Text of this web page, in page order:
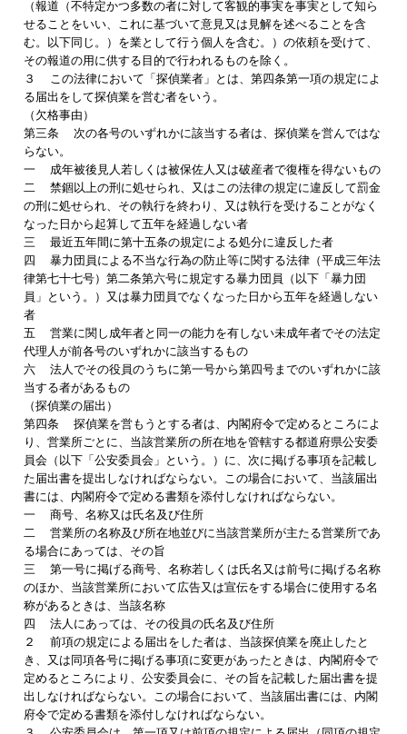
（報道（不特定かつ多数の者に対して客観的事実を事実として知ら
せることをいい、これに基づいて意見又は見解を述べることを含
む。以下同じ。）を業として行う個人を含む。）の依頼を受けて、
その報道の用に供する目的で行われるものを除く。
３ この法律において「探偵業者」とは、第四条第一項の規定によ
る届出をして探偵業を営む者をいう。
（欠格事由）
第三条 次の各号のいずれかに該当する者は、探偵業を営んではな
らない。
一 成年被後見人若しくは被保佐人又は破産者で復権を得ないもの
二 禁錮以上の刑に処せられ、又はこの法律の規定に違反して罰金
の刑に処せられ、その執行を終わり、又は執行を受けることがなく
なった日から起算して五年を経過しない者
三 最近五年間に第十五条の規定による処分に違反した者
四 暴力団員による不当な行為の防止等に関する法律（平成三年法
律第七十七号）第二条第六号に規定する暴力団員（以下「暴力団
員」という。）又は暴力団員でなくなった日から五年を経過しない
者
五 営業に関し成年者と同一の能力を有しない未成年者でその法定
代理人が前各号のいずれかに該当するもの
六 法人でその役員のうちに第一号から第四号までのいずれかに該
当する者があるもの
（探偵業の届出）
第四条 探偵業を営もうとする者は、内閣府令で定めるところによ
り、営業所ごとに、当該営業所の所在地を管轄する都道府県公安委
員会（以下「公安委員会」という。）に、次に掲げる事項を記載し
た届出書を提出しなければならない。この場合において、当該届出
書には、内閣府令で定める書類を添付しなければならない。
一 商号、名称又は氏名及び住所
二 営業所の名称及び所在地並びに当該営業所が主たる営業所であ
る場合にあっては、その旨
三 第一号に掲げる商号、名称若しくは氏名又は前号に掲げる名称
のほか、当該営業所において広告又は宣伝をする場合に使用する名
称があるときは、当該名称
四 法人にあっては、その役員の氏名及び住所
２ 前項の規定による届出をした者は、当該探偵業を廃止したと
き、又は同項各号に掲げる事項に変更があったときは、内閣府令で
定めるところにより、公安委員会に、その旨を記載した届出書を提
出しなければならない。この場合において、当該届出書には、内閣
府令で定める書類を添付しなければならない。